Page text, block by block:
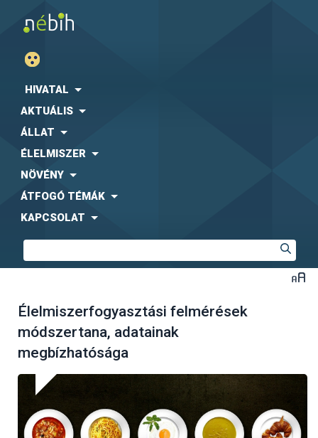
HIVATAL
AKTUÁLIS
ÁLLAT
ÉLELMISZER
NÖVÉNY
ÁTFOGÓ TÉMÁK
KAPCSOLAT
Élelmiszerfogyasztási felmérések
módszertana, adatainak
megbízhatósága